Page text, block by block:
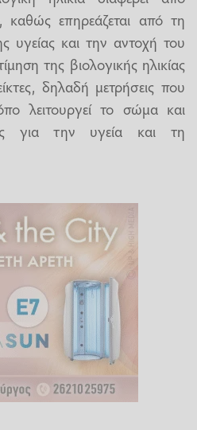
επηρεάζεται από τη
υγείας και την αντοχή του
της βιολογικής ηλικίας
δηλαδή μετρήσεις που
λειτουργεί το σώμα και
για την υγεία και τη